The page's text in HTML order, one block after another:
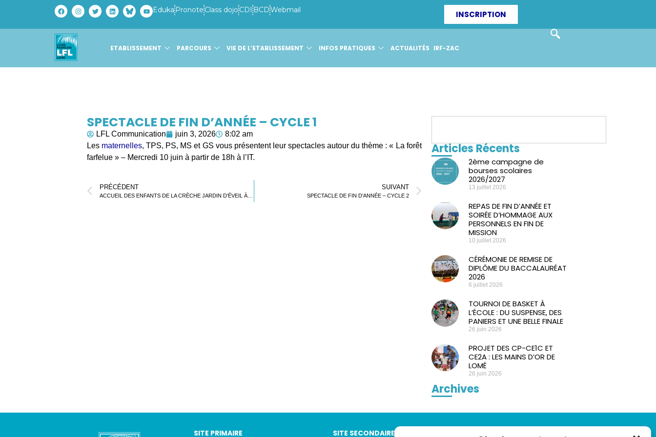
Eduka Pronote Class dojo CDI BCDWebmail INSCRIPTION
ETABLISSEMENT PARCOURS VIE DE L’ETABLISSEMENT INFOS PRATIQUES ACTUALITÉS IRF-ZAC
SPECTACLE DE FIN D’ANNÉE – CYCLE 1
LFL Communication juin 3, 2026
8:02 am
Les maternelles, TPS, PS, MS et GS vous présentent leur spectacles autour du thème : « La forêt
farfelue » – Mercredi 10 juin à partir de 18h à l’IT.
PRÉCÉDENT SUIVANT
SPECTACLE DE FIN D’ANNÉE – CYCLE 2
Articles Récents
2ème campagne de
bourses scolaires
2026/2027
13 juillet 2026
REPAS DE FIN D’ANNÉE ET
SOIRÉE D’HOMMAGE AUX
PERSONNELS EN FIN DE
MISSION
10 juillet 2026
CÉRÉMONIE DE REMISE DE
DIPLÔME DU BACCALAURÉAT
2026
6 juillet 2026
TOURNOI DE BASKET À
L’ÉCOLE : DU SUSPENSE, DES
PANIERS ET UNE BELLE FINALE
26 juin 2026
PROJET DES CP-CE1C ET
CE2A : LES MAINS D’OR DE
LOMÉ
26 juin 2026
Archives
SITE PRIMAIRE SITE SECONDAIRE